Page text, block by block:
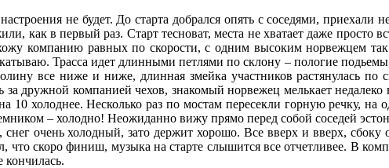
не будет. До старта добрался опять с соседями,
как в первый раз. Старт тесноват, места не хватает даже просто
компанию равных по скорости, с одним высоким норвежцем
Трасса идет длинными петлями по склону – пологие
все ниже и ниже, длинная змейка участников растянулась
за дружной компанией чехов, знакомый норвежец мелькает
10 холоднее. Несколько раз по мостам пересекли горную речку,
– холодно! Неожиданно вижу прямо перед собой соседей
очень холодный, зато держит хорошо. Все вверх и вверх, сбоку
что скоро финиш, музыка на старте слышится все отчетливее. В
кончилась.